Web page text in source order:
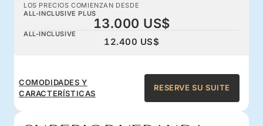
LOS PRECIOS COMIENZAN DESDE
ALL-INCLUSIVE PLUS
13.000 US$
ALL-INCLUSIVE
12.400 US$
COMODIDADES Y
CARACTERÍSTICAS
RESERVE SU SUITE